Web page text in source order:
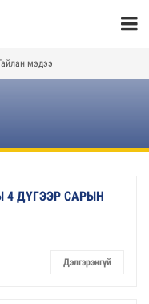
мэдээ
4 ДҮГЭЭР САРЫН
Дэлгэрэнгүй